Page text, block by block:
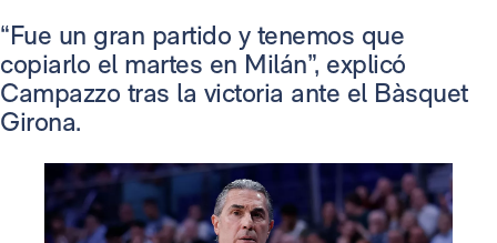
“Fue un gran partido y tenemos que
copiarlo el martes en Milán”, explicó
Campazzo tras la victoria ante el Bàsquet
Girona.